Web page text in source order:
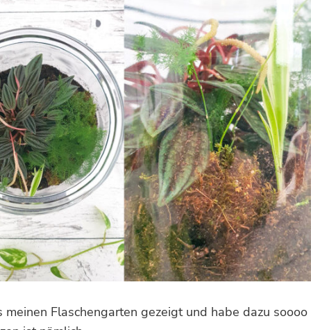
Flaschengarten gezeigt und habe dazu soooo